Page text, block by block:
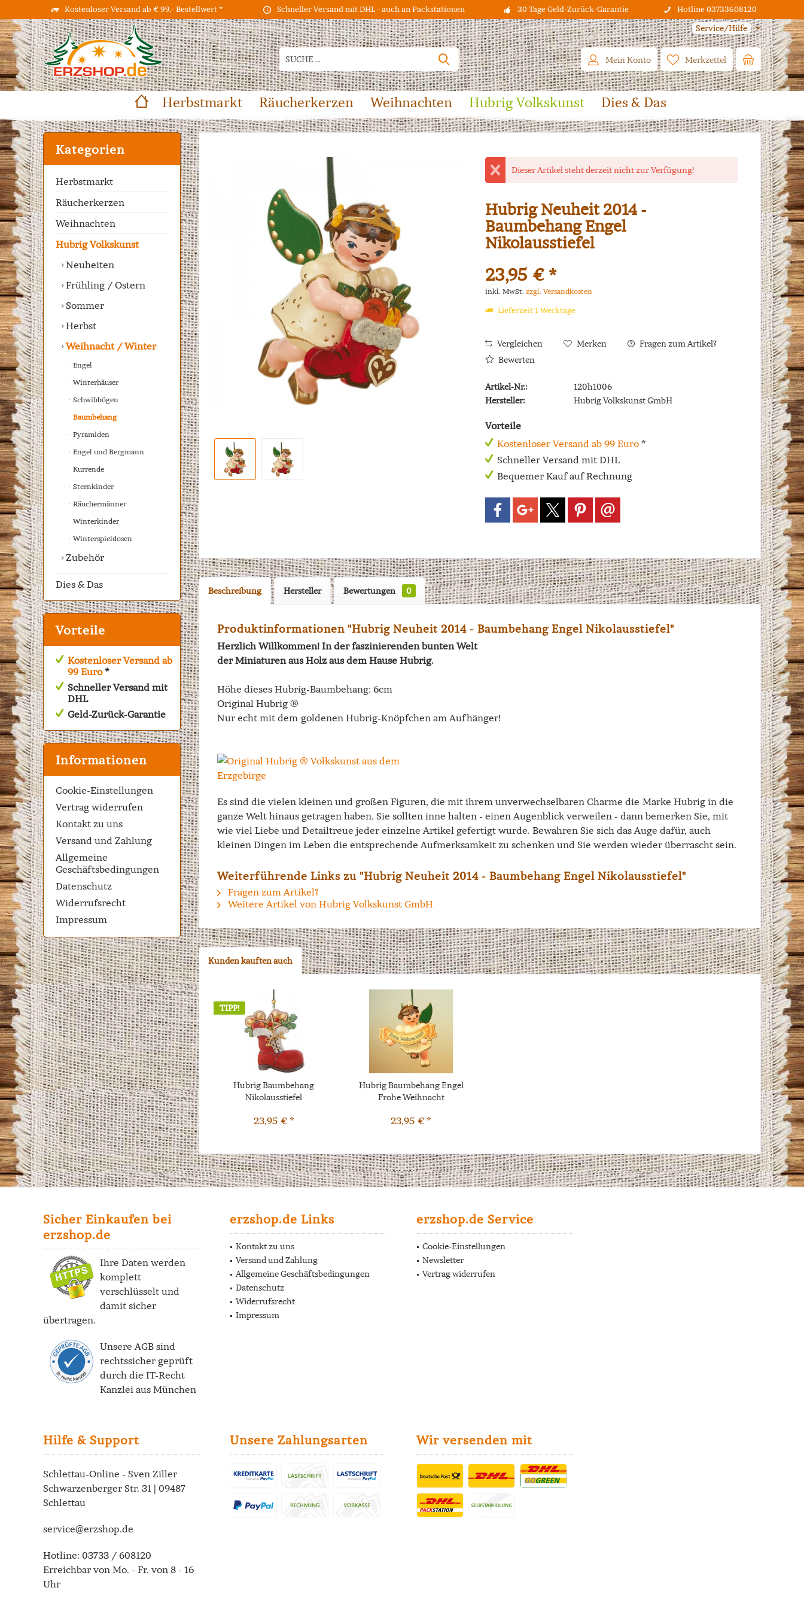
Kostenloser Versand ab € 99,- Bestellwert * Schneller Versand mit DHL - auch an Packstationen 30 Tage Geld-Zurück-Garantie Hotline 03733608120
Service/Hilfe
Merkzettel
Mein Konto
Herbstmarkt Räucherkerzen Weihnachten Hubrig Volkskunst Dies & Das
Kategorien
Herbstmarkt
Räucherkerzen
Weihnachten
Hubrig Volkskunst
Neuheiten
Frühling / Ostern
Sommer
Herbst
Weihnacht / Winter
Engel
Winterhäuser
Schwibbögen
Baumbehang
Pyramiden
Engel und Bergmann
Kurrende
Sternkinder
Räuchermänner
Winterkinder
Winterspieldosen
Zubehör
Dies & Das
Vorteile
Kostenloser Versand ab
99 Euro*
Schneller Versand mit
DHL
Geld-Zurück-Garantie
Informationen
Cookie-Einstellungen
Vertrag widerrufen
Kontakt zu uns
Versand und Zahlung
Allgemeine
Geschäftsbedingungen
Datenschutz
Widerrufsrecht
Impressum
Dieser Artikel steht derzeit nicht zur Verfügung!
Hubrig Neuheit 2014 -
Baumbehang Engel
Nikolausstiefel
23,95 € *
inkl. MwSt. zzgl. Versandkosten
Lieferzeit 1 Werktage
Vergleichen Merken
Fragen zum Artikel?
Bewerten
Artikel-Nr.:
120h1006
Hersteller:
Hubrig Volkskunst GmbH
Vorteile
Kostenloser Versand ab 99 Euro*
Schneller Versand mit DHL
Bequemer Kauf auf Rechnung
Beschreibung Hersteller Bewertungen 0
Produktinformationen "Hubrig Neuheit 2014 - Baumbehang Engel Nikolausstiefel"
Herzlich Willkommen! In der faszinierenden bunten Welt
der Miniaturen aus Holz aus dem Hause Hubrig.
Höhe dieses Hubrig-Baumbehang: 6cm
Original Hubrig ®
Nur echt mit dem goldenen Hubrig-Knöpfchen am Aufhänger!
Es sind die vielen kleinen und großen Figuren, die mit ihrem unverwechselbaren Charme die Marke Hubrig in die
ganze Welt hinaus getragen haben. Sie sollten inne halten - einen Augenblick verweilen - dann bemerken Sie, mit
wie viel Liebe und Detailtreue jeder einzelne Artikel gefertigt wurde. Bewahren Sie sich das Auge dafür, auch
kleinen Dingen im Leben die entsprechende Aufmerksamkeit zu schenken und Sie werden wieder überrascht sein.
Weiterführende Links zu "Hubrig Neuheit 2014 - Baumbehang Engel Nikolausstiefel"
Fragen zum Artikel?
Weitere Artikel von Hubrig Volkskunst GmbH
Kunden kauften auch
TIPP!
Hubrig Baumbehang
Nikolausstiefel
23,95 € *
Hubrig Baumbehang Engel
Frohe Weihnacht
23,95 € *
Sicher Einkaufen bei
erzshop.de
Ihre Daten werden
komplett
verschlüsselt und
damit sicher
übertragen.
Unsere AGB sind
rechtssicher geprüft
durch die IT-Recht
Kanzlei aus München
erzshop.de Links
Kontakt zu uns
Versand und Zahlung
Allgemeine Geschäftsbedingungen
Datenschutz
Widerrufsrecht
Impressum
erzshop.de Service
Cookie-Einstellungen
Newsletter
Vertrag widerrufen
Hilfe & Support
Schlettau-Online - Sven Ziller
Schwarzenberger Str. 31 | 09487
Schlettau
service@erzshop.de
Hotline: 03733 / 608120
Erreichbar von Mo. - Fr. von 8 - 16
Uhr
Unsere Zahlungsarten Wir versenden mit